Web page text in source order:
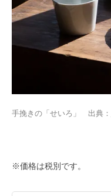
手挽きの「せいろ」 出典：
※価格は税別です。